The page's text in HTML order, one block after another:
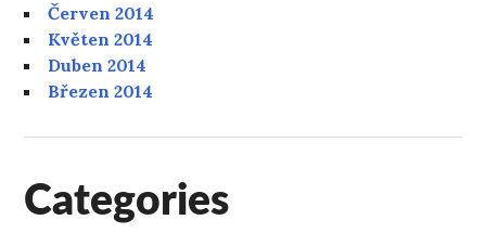
Červen 2014
Květen 2014
Duben 2014
Březen 2014
Categories